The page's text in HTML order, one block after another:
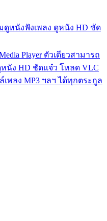
ดูหนังฟังเพลง ดูหนัง HD ชัด
Player ตัวเดียวสามารถ
นัง HD ชัดแจ๋ว โหลด VLC
เพลง MP3 ฯลฯ ได้ทุกตระกูล